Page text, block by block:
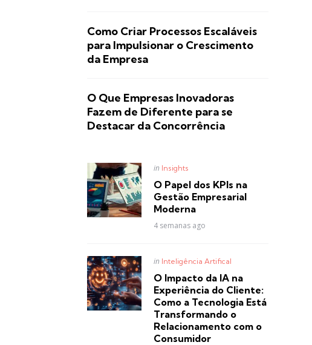
Como Criar Processos Escaláveis
para Impulsionar o Crescimento
da Empresa
O Que Empresas Inovadoras
Fazem de Diferente para se
Destacar da Concorrência
Posted
in Insights
O Papel dos KPIs na
Gestão Empresarial
Moderna
4 semanas ago
Posted
in Inteligência Artifical
O Impacto da IA na
Experiência do Cliente:
Como a Tecnologia Está
Transformando o
Relacionamento com o
Consumidor